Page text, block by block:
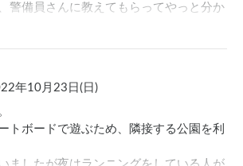
警備員さんに教えてもらってやっと分か
年10月23日(日)
トボードで遊ぶため、隣接する公園を利